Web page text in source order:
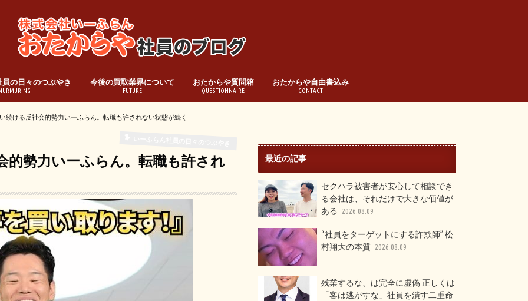
の日々のつぶやき 今後の買取業界について
FUTURE
おたからや質問箱
QUESTIONNAIRE
おたからや自由書込み
CONTACT
続ける反社会的勢力いーふらん。転職も許されない状態が続く
的勢力いーふらん。転職も許され 最近の記事
セクハラ被害者が安心して相談でき
る会社は、それだけで大きな価値が
ある
2026.08.09
“社員をターゲットにする詐欺師” 松
村翔大の本質 2026.08.09
残業するな、は完全に虚偽 正しくは
「客は逃がすな」社員を潰す二重命